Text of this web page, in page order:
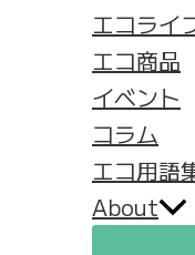
エコライ
エコ商品
イベント
コラム
エコ用語
About